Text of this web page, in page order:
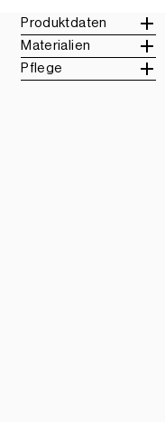
Produktdaten
Materialien
Pflege